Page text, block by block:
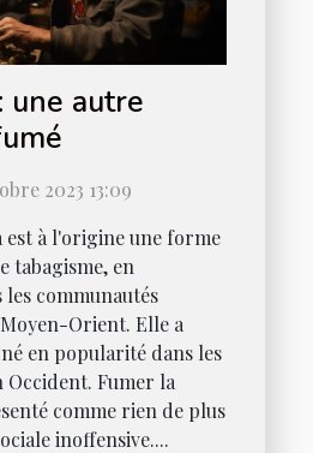
une autre
2023 13:09
est à l'origine une forme
tabagisme, en
communautés
Orient. Elle a
en popularité dans les
Occident. Fumer la
comme rien de plus
inoffensive....